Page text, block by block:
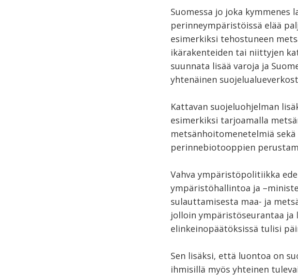
Suomessa jo joka kymmenes
perinneympäristöissä elää
esimerkiksi tehostuneen
ikärakenteiden tai niittyjen
suunnata lisää varoja ja
yhtenäinen
Kattavan suojeluohjelman
esimerkiksi tarjoamalla
metsänhoitomenetelmiä
perinnebiotooppien
Vahva ympäristöpolitiikka
ympäristöhallintoa ja
sulauttamisesta maa- ja
jolloin ympäristöseurantaa ja
elinkeinopäätöksissä tulisi
Sen lisäksi, että luontoa on
ihmisillä myös yhteinen